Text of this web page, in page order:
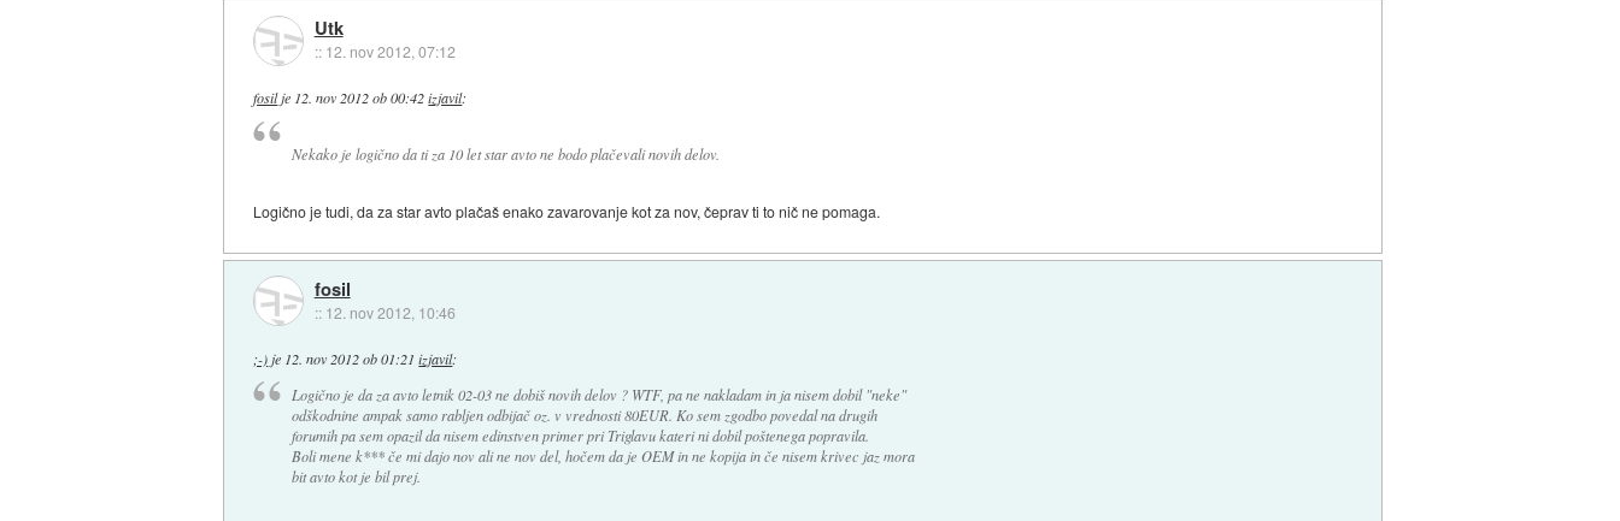
Utk
:: 12. nov 2012, 07:12
fosilje 12. nov 2012 ob 00:42 izjavil:
Nekako je logično da ti za 10 let star avto ne bodo plačevali novih delov.
Logično je tudi, da za star avto plačaš enako zavarovanje kot za nov, čeprav ti to nič ne pomaga.
fosil
:: 12. nov 2012, 10:46
;-) je 12. nov 2012 ob 01:21 izjavil:
Logično je da za avto letnik 02-03 ne dobiš novih delov ? WTF, pa ne nakladam in ja nisem dobil "neke"
odškodnine ampak samo rabljen odbijač oz. v vrednosti 80EUR. Ko sem zgodbo povedal na drugih
forumih pa sem opazil da nisem edinstven primer pri Triglavu kateri ni dobil poštenega popravila.
Boli mene k*** če mi dajo nov ali ne nov del, hočem da je OEM in ne kopija in če nisem krivec jaz mora
bit avto kot je bil prej.